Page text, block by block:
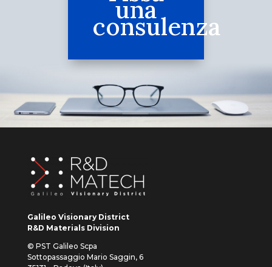
una
consulenza
Galileo Visionary District
R&D Materials Division
© PST Galileo Scpa
Sottopassaggio Mario Saggin, 6